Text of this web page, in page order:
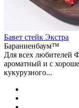
Бавет стейк Экстра
Бараниенбаум™
Для всех любителей
ароматный и с
кукурузного...